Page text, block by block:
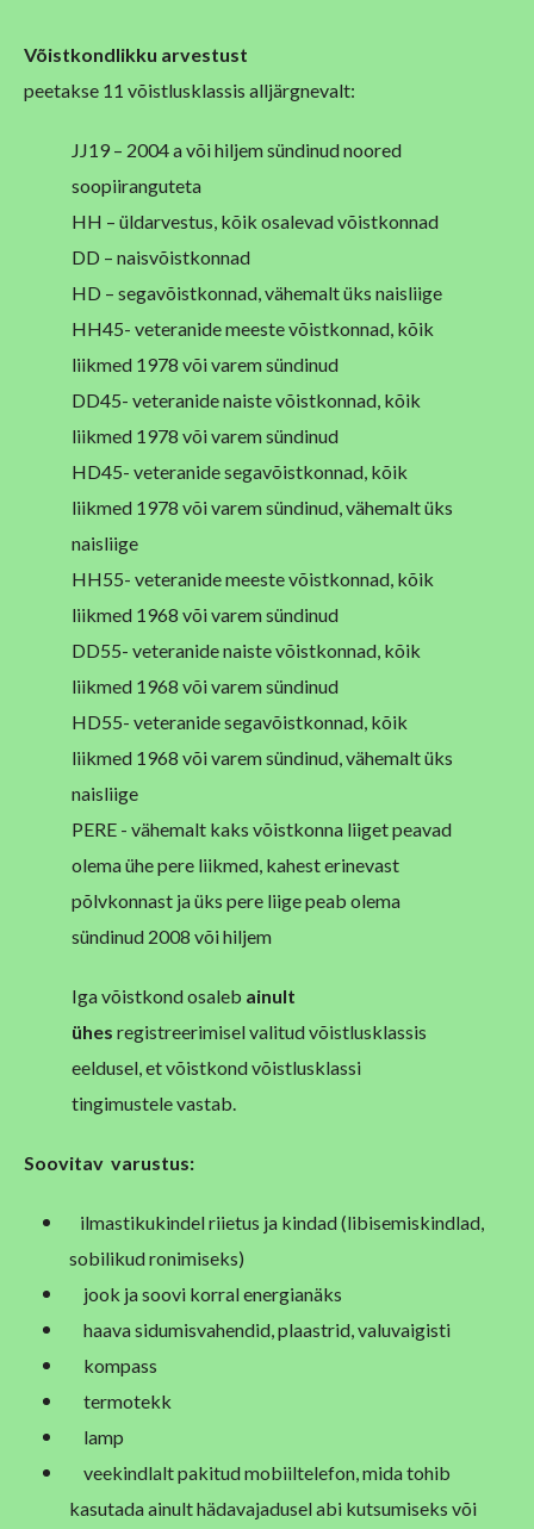
Võistkondlikku arvestust
peetakse 11 võistlusklassis alljärgnevalt:
JJ19 – 2004 a või hiljem sündinud noored
soopiiranguteta
HH – üldarvestus, kõik osalevad võistkonnad
DD – naisvõistkonnad
HD – segavõistkonnad, vähemalt üks naisliige
HH45- veteranide meeste võistkonnad, kõik
liikmed 1978 või varem sündinud
DD45- veteranide naiste võistkonnad, kõik
liikmed 1978 või varem sündinud
HD45- veteranide segavõistkonnad, kõik
liikmed 1978 või varem sündinud, vähemalt üks
naisliige
HH55- veteranide meeste võistkonnad, kõik
liikmed 1968 või varem sündinud
DD55- veteranide naiste võistkonnad, kõik
liikmed 1968 või varem sündinud
HD55- veteranide segavõistkonnad, kõik
liikmed 1968 või varem sündinud, vähemalt üks
naisliige
PERE - vähemalt kaks võistkonna liiget peavad
olema ühe pere liikmed, kahest erinevast
põlvkonnast ja üks pere liige peab olema
sündinud 2008 või hiljem
Iga võistkond osaleb ainult
ühes registreerimisel valitud võistlusklassis
eeldusel, et võistkond võistlusklassi
tingimustele vastab.
Soovitav varustus:
ilmastikukindel riietus ja kindad (libisemiskindlad,
sobilikud ronimiseks)
jook ja soovi korral energianäks
haava sidumisvahendid, plaastrid, valuvaigisti
kompass
termotekk
lamp
veekindlalt pakitud mobiiltelefon, mida tohib
kasutada ainult hädavajadusel abi kutsumiseks või